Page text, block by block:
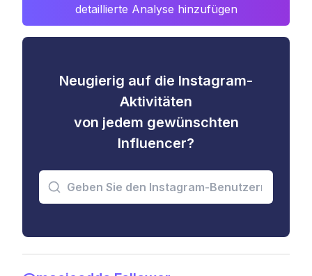
detaillierte Analyse hinzufügen
Neugierig auf die Instagram-
Aktivitäten
von jedem gewünschten
Influencer?